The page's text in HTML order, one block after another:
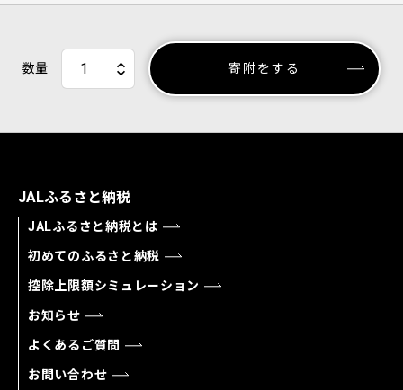
数量 寄附をする
JALふるさと納税
JALふるさと納税とは
初めてのふるさと納税
控除上限額シミュレーション
お知らせ
よくあるご質問
お問い合わせ